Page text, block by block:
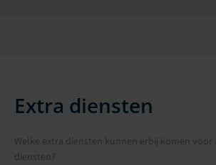
Extra diensten
Welke extra diensten kunnen erbij komen
diensten?